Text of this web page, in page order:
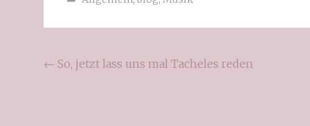
← So, jetzt lass uns mal Tacheles reden